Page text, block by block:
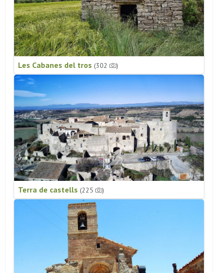
Les Cabanes del tros (302 )
Terra de castells (225 )